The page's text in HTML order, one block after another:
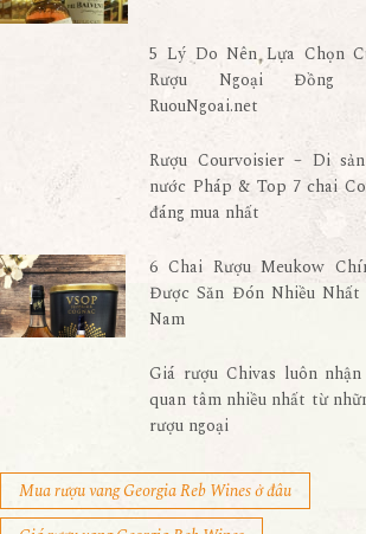
5 Lý Do Nên Lựa Chọn
Rượu Ngoại
RuouNgoai.net
Rượu Courvoisier – Di
nước Pháp & Top 7 chai
đáng mua nhất
6 Chai Rượu Meukow
Được Săn Đón Nhiều
Nam
Giá rượu Chivas luôn
quan tâm nhiều nhất từ
rượu ngoại
Mua rượu vang Georgia Reb Wines ở đâu